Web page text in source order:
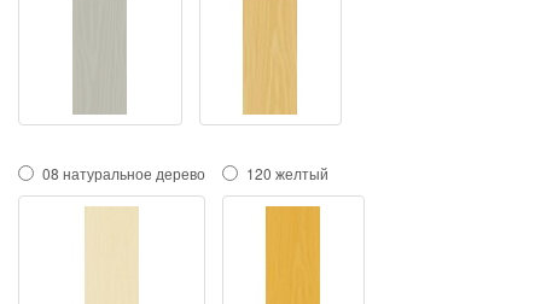
08 натуральное дерево 120 желтый